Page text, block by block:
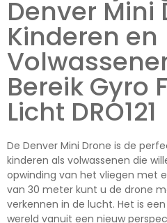
Denver Mini
Kinderen en
Bereik Gyro
Licht DRO121
De Denver Mini Drone is de
kinderen als volwassenen die
opwinding van het vliegen met
van 30 meter kunt u de drone
verkennen in de lucht. Het is
wereld vanuit een nieuw